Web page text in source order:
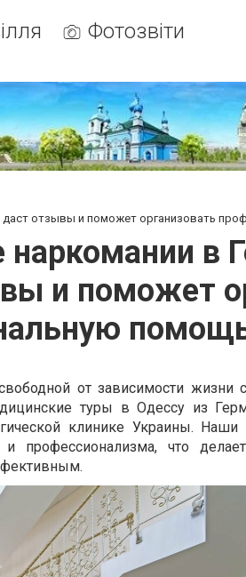
Фотозвіти
даст отзывы и поможет организовать
наркомании в
и поможет
от зависимости жизни
туры в Одессу из
клинике Украины. Наши
профессионализма, что